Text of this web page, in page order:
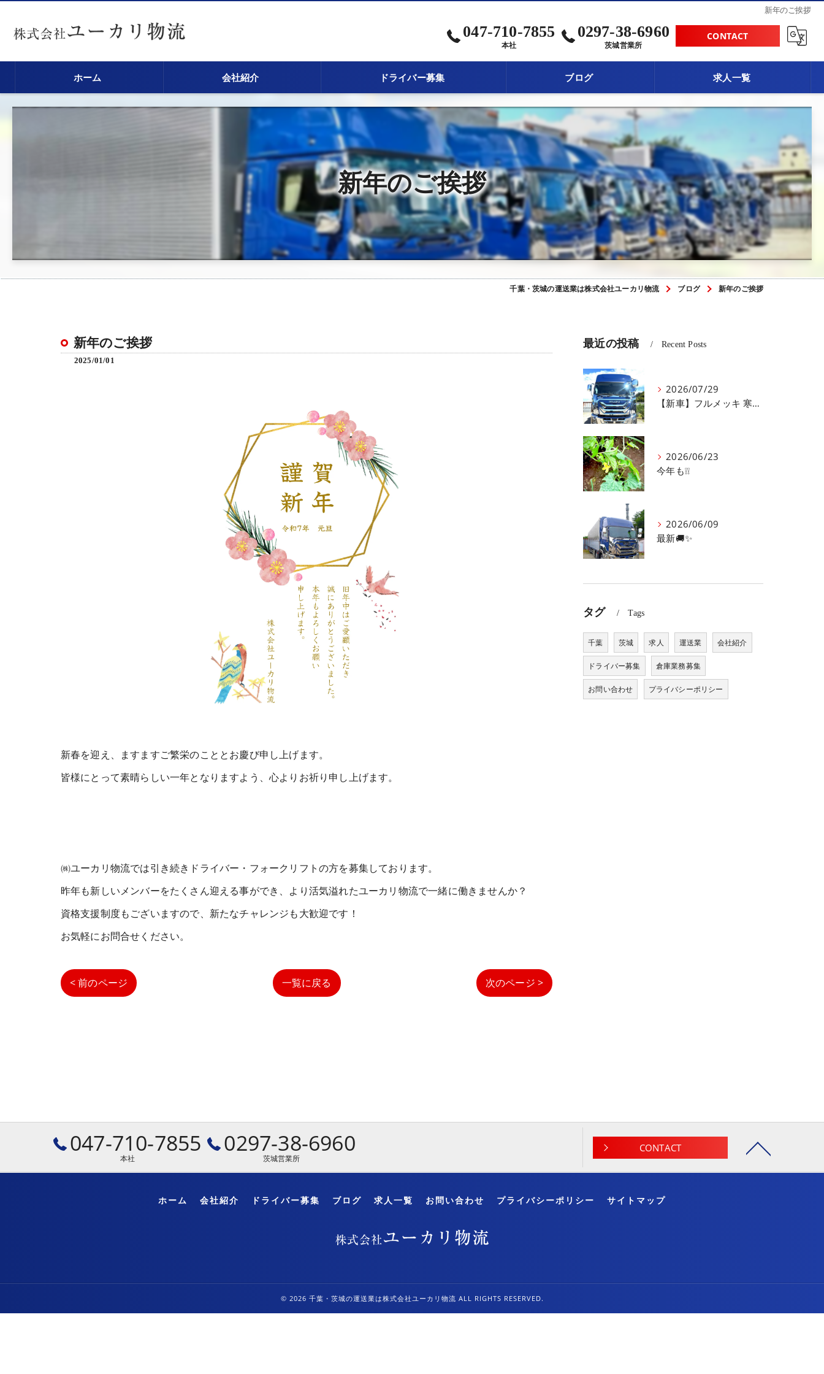
新年のご挨拶
047-710-7855
本社
0297-38-6960
茨城営業所
CONTACT
ホーム 会社紹介 ドライバー募集 ブログ 求人一覧
新年のご挨拶
千葉・茨城の運送業は株式会社ユーカリ物流 ブログ 新年のご挨拶
新年のご挨拶
2025/01/01
新春を迎え、ますますご繁栄のこととお慶び申し上げます。
皆様にとって素晴らしい一年となりますよう、心よりお祈り申し上げます。
㈱ユーカリ物流では引き続きドライバー・フォークリフトの方を募集しております。
昨年も新しいメンバーをたくさん迎える事ができ、より活気溢れたユーカリ物流で一緒に働きませんか？
資格支援制度もございますので、新たなチャレンジも大歓迎です！
お気軽にお問合せください。
< 前のページ 一覧に戻る 次のページ >
最近の投稿 Recent Posts
2026/07/29
【新車】フルメッキ 寒冷地仕様！
2026/06/23
今年も❕❕
2026/06/09
最新🚚✨
タグ Tags
千葉 茨城 求人 運送業 会社紹介
ドライバー募集 倉庫業務募集
お問い合わせ プライバシーポリシー
047-710-7855
本社
0297-38-6960
茨城営業所
CONTACT
ホーム 会社紹介 ドライバー募集 ブログ 求人一覧 お問い合わせ プライバシーポリシー サイトマップ
© 2026 千葉・茨城の運送業は株式会社ユーカリ物流 ALL RIGHTS RESERVED.